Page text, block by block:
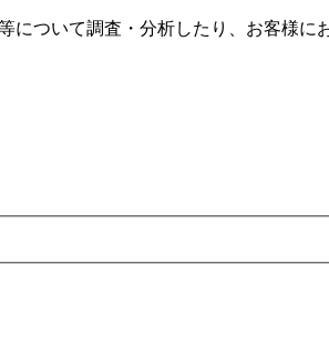
について調査・分析したり、お客様に